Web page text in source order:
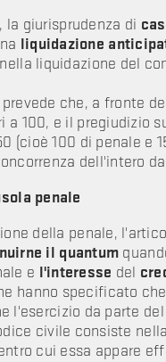
giurisprudenza di
liquidazione
liquidazione del
che, a fronte
100, e il pregiudizio
(cioè 100 di penale e
dell'intero
penale
della penale,
il quantum
e l'interesse del
hanno specificato
l'esercizio da parte
civile consiste
cui essa appare